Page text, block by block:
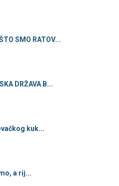
SMO RATOV...
DRŽAVA B...
kuk...
a rij...